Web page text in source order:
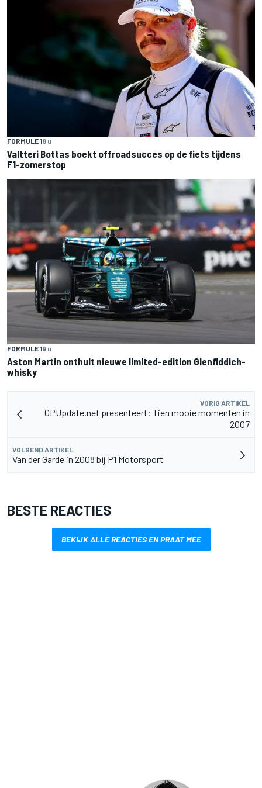
FORMULE 18 u
Valtteri Bottas boekt offroadsucces op de fiets tijdens
F1-zomerstop
FORMULE 19 u
Aston Martin onthult nieuwe limited-edition Glenfiddich-
whisky
VORIG ARTIKEL
GPUpdate.net presenteert: Tien mooie momenten in
2007
VOLGEND ARTIKEL
Van der Garde in 2008 bij P1 Motorsport
BESTE REACTIES
BEKIJK ALLE REACTIES EN PRAAT MEE